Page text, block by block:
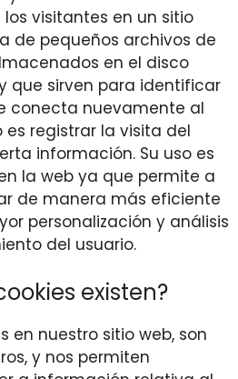
visitantes en un sitio
de pequeños archivos de
en el disco
que sirven para identificar
conecta nuevamente al
es registrar la visita del
información. Su uso es
la web ya que permite a
de manera más eficiente
personalización y análisis
del usuario.
existen?
en nuestro sitio web, son
y nos permiten